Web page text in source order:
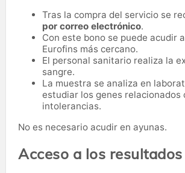
Tras la compra del servicio se
por correo electrónico.
Con este bono se puede acudir
Eurofins más cercano.
El personal sanitario realiza la
sangre.
La muestra se analiza en
estudiar los genes relacionados
intolerancias.
No es necesario acudir en ayunas.
Acceso a los resultados